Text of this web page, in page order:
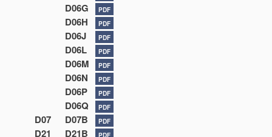
D06G PDF
D06H PDF
D06J PDF
D06L PDF
D06M PDF
D06N PDF
D06P PDF
D06Q PDF
D07 D07B PDF
D21 D21B PDF